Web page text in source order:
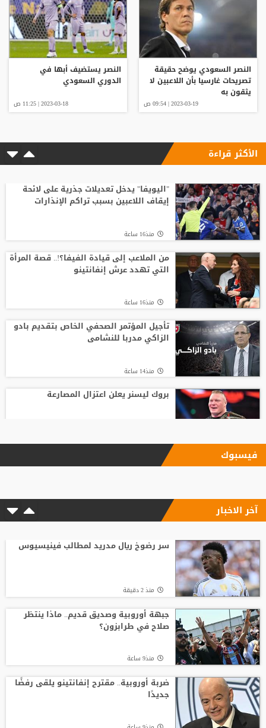
النصر السعودي يوضح حقيقة
تصريحات غارسيا بأن اللاعبين لا
يثقون به
2023-03-19 | 09:54 ص
النصر يستضيف أبها في
الدوري السعودي
2023-03-18 | 11:25 ص
الأكثر قراءة
"اليويفا" يدخل تعديلات جذرية على لائحة
إيقاف اللاعبين بسبب تراكم الإنذارات
منذ16 ساعة
من الملاعب إلى قيادة الفيفا؟!.. قصة المرأة
التي تهدد عرش إنفانتينو
منذ16 ساعة
تأجيل المؤتمر الصحفي الخاص بتقديم بادو
الزاكي مدربا للنشامى
منذ14 ساعة
بروك ليسنر يعلن اعتزال المصارعة
بأرقام استثنائية.. هل يكون كوبارسي
الأردن
بعد حسم صفقة صلاح.. طرابزون سبور يكثف
ضغطه لضم نجم الهلال
الصفقة تقترب.. طرابزون يعلن موعد وصول
صلاح
فيسبوك
آخر الاخبار
سر رضوخ ريال مدريد لمطالب فينيسيوس
منذ 2 دقيقة
جبهة أوروبية وصديق قديم.. ماذا ينتظر
صلاح في طرابزون؟
منذ9 ساعة
ضربة أوروبية.. مقترح إنفانتينو يلقى رفضًا
جديدًا